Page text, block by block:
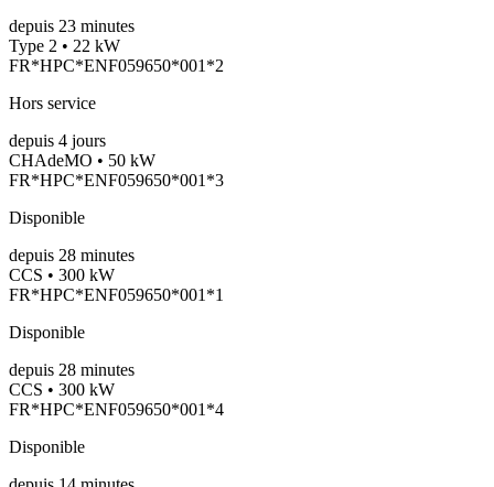
depuis 23 minutes
Type 2 • 22 kW
FR*HPC*ENF059650*001*2
Hors service
depuis 4 jours
CHAdeMO • 50 kW
FR*HPC*ENF059650*001*3
Disponible
depuis 28 minutes
CCS • 300 kW
FR*HPC*ENF059650*001*1
Disponible
depuis 28 minutes
CCS • 300 kW
FR*HPC*ENF059650*001*4
Disponible